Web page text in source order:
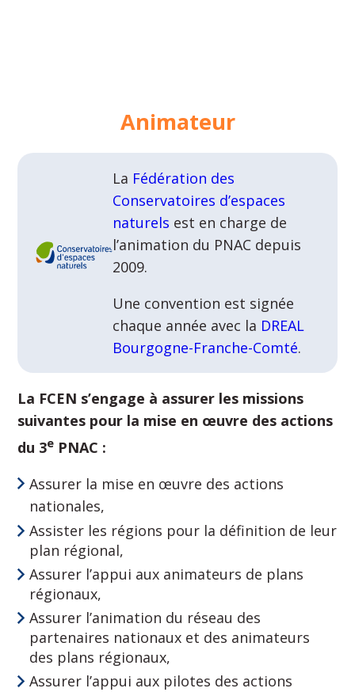
Animateur
La Fédération des
Conservatoires d’espaces
naturels est en charge de
l’animation du PNAC depuis
2009.
Une convention est signée
chaque année avec la DREAL
Bourgogne-Franche-Comté.
La FCEN s’engage à assurer les missions
suivantes pour la mise en œuvre des actions
du 3e PNAC :
Assurer la mise en œuvre des actions
nationales,
Assister les régions pour la définition de leur
plan régional,
Assurer l’appui aux animateurs de plans
régionaux,
Assurer l’animation du réseau des
partenaires nationaux et des animateurs
des plans régionaux,
Assurer l’appui aux pilotes des actions